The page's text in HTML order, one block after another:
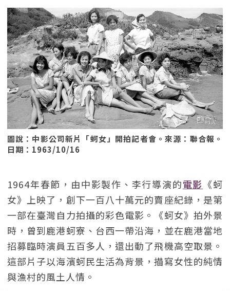
圖說：中影公司新片「蚵女」開拍記者會。來源：聯合報。
日期：1963/10/16
1964年春節，由中影製作、李行導演的電影 《蚵
女》上映了，創下一百八十萬元的賣座紀錄，是第
一部在臺灣自力拍攝的彩色電影。《蚵女》拍外景
時，曾到鹿港蚵寮、台西一帶沿海，並在鹿港當地
招募臨時演員五百多人，還出動了飛機高空取景。
這部片子以海濱蚵民生活為背景，描寫女性的純情
與漁村的風土人情。